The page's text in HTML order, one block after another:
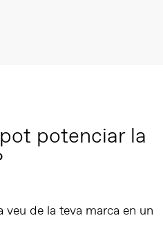
potenciar la
de la teva marca en un